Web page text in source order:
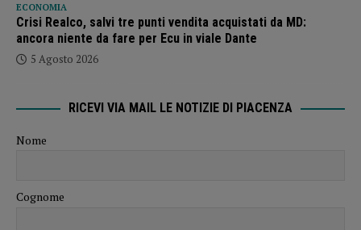
ECONOMIA
Crisi Realco, salvi tre punti vendita acquistati da MD:
ancora niente da fare per Ecu in viale Dante
5 Agosto 2026
RICEVI VIA MAIL LE NOTIZIE DI PIACENZA
Nome
Cognome